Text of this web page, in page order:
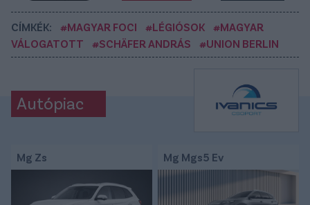
CÍMKÉK: #MAGYAR FOCI #LÉGIÓSOK
#MAGYAR
VÁLOGATOTT
#SCHÄFER ANDRÁS #UNION BERLIN
Autópiac
Mg Zs Mg Mgs5 Ev